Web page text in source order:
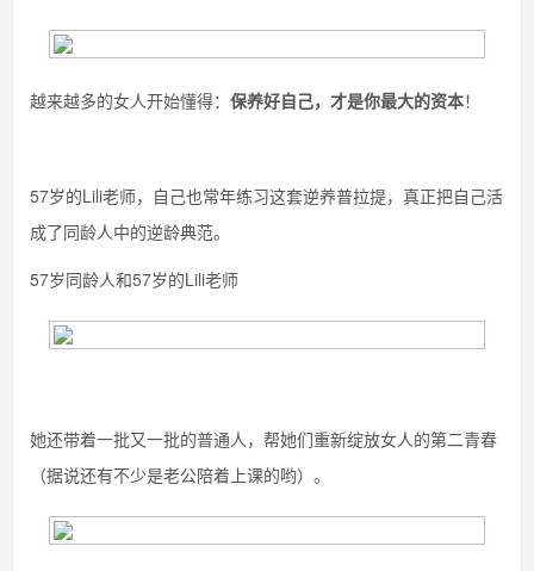
越来越多的女人开始懂得： 保养好自己，才是你最大的资本！
57岁的Lili老师，自己也常年练习这套逆养普拉提，真正把自己活
成了同龄人中的逆龄典范。
57岁同龄人和57岁的Lili老师
她还带着一批又一批的普通人，帮她们重新绽放女人的第二青春
（据说还有不少是老公陪着上课的哟）。